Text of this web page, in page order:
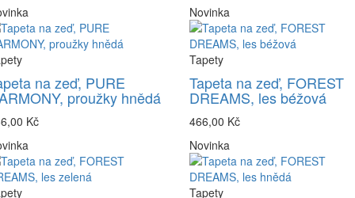
na zeď, PURE
proužky hnědá
Kč
Novinka
Tapety
Tapeta na zeď, FOREST
DREAMS, les béžová
466,00 Kč
Novinka
Tapety